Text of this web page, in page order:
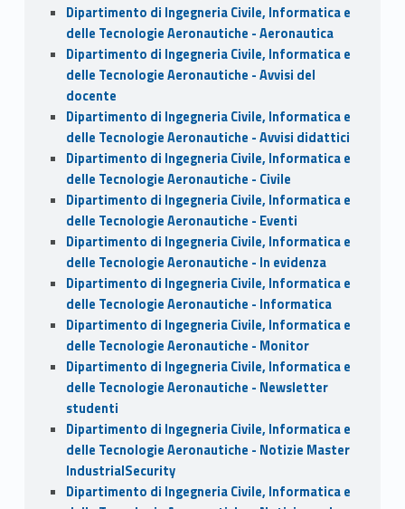
Dipartimento di Ingegneria Civile, Informatica e
delle Tecnologie Aeronautiche - Aeronautica
Dipartimento di Ingegneria Civile, Informatica e
delle Tecnologie Aeronautiche - Avvisi del
docente
Dipartimento di Ingegneria Civile, Informatica e
delle Tecnologie Aeronautiche - Avvisi didattici
Dipartimento di Ingegneria Civile, Informatica e
delle Tecnologie Aeronautiche - Civile
Dipartimento di Ingegneria Civile, Informatica e
delle Tecnologie Aeronautiche - Eventi
Dipartimento di Ingegneria Civile, Informatica e
delle Tecnologie Aeronautiche - In evidenza
Dipartimento di Ingegneria Civile, Informatica e
delle Tecnologie Aeronautiche - Informatica
Dipartimento di Ingegneria Civile, Informatica e
delle Tecnologie Aeronautiche - Monitor
Dipartimento di Ingegneria Civile, Informatica e
delle Tecnologie Aeronautiche - Newsletter
studenti
Dipartimento di Ingegneria Civile, Informatica e
delle Tecnologie Aeronautiche - Notizie Master
IndustrialSecurity
Dipartimento di Ingegneria Civile, Informatica e